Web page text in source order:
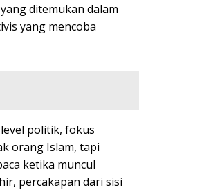
ditemukan dalam
yang mencoba
politik, fokus
orang Islam, tapi
ketika muncul
percakapan dari sisi